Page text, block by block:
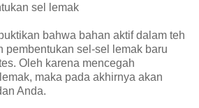
sel lemak
bahwa bahan aktif dalam teh
pembentukan sel-sel lemak baru
Oleh karena mencegah
maka pada akhirnya akan
Anda.